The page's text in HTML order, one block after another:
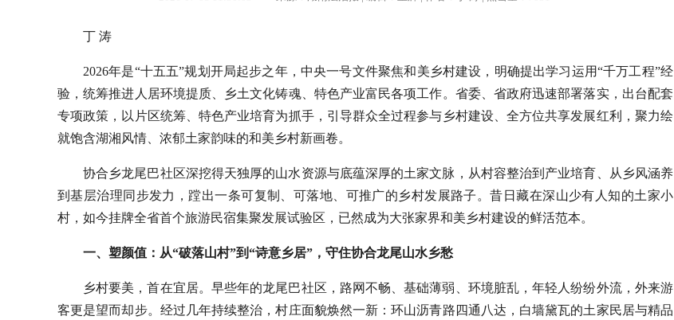
丁 涛
2026年是“十五五”规划开局起步之年，中央一号文件聚焦和美乡村建设，明确提出学习运用“千万工程”经
验，统筹推进人居环境提质、乡土文化铸魂、特色产业富民各项工作。省委、省政府迅速部署落实，出台配套
专项政策，以片区统筹、特色产业培育为抓手，引导群众全过程参与乡村建设、全方位共享发展红利，聚力绘
就饱含湖湘风情、浓郁土家韵味的和美乡村新画卷。
协合乡龙尾巴社区深挖得天独厚的山水资源与底蕴深厚的土家文脉，从村容整治到产业培育、从乡风涵养
到基层治理同步发力，蹚出一条可复制、可落地、可推广的乡村发展路子。昔日藏在深山少有人知的土家小
村，如今挂牌全省首个旅游民宿集聚发展试验区，已然成为大张家界和美乡村建设的鲜活范本。
一、塑颜值：从“破落山村”到“诗意乡居”，守住协合龙尾山水乡愁
乡村要美，首在宜居。早些年的龙尾巴社区，路网不畅、基础薄弱、环境脏乱，年轻人纷纷外流，外来游
客更是望而却步。经过几年持续整治，村庄面貌焕然一新：环山沥青路四通八达，白墙黛瓦的土家民居与精品